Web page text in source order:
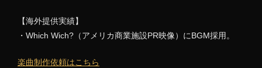
【海外提供実績】
・Which Wich?（アメリカ商業施設PR映像）にBGM採用。
楽曲制作依頼はこちら